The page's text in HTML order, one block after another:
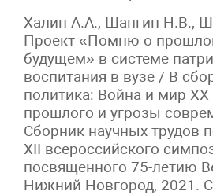
Халин А.А., Шангин Н.В.,
Проект «Помню о
будущем» в системе
воспитания в вузе / В
политика: Война и мир XX
прошлого и угрозы
Сборник научных трудов
XII всероссийского
посвященного 75-летию
Нижний Новгород, 2021.